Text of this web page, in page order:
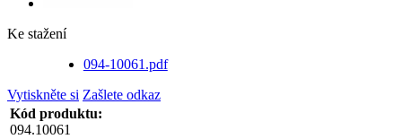
Ke stažení
094-10061.pdf
Vytiskněte si Zašlete odkaz
Kód produktu:
094.10061